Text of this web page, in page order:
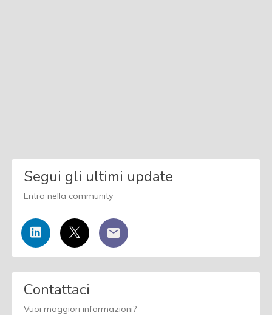
Segui gli ultimi update
Entra nella community
Contattaci
Vuoi maggiori informazioni?